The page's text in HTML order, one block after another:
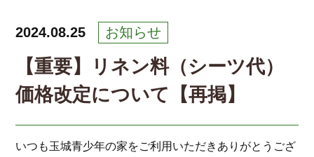
【重要】リネン料（シーツ代）
価格改定について【再掲】
2024.08.25 お知らせ
いつも玉城青少年の家をご利用いただきありがとうござ